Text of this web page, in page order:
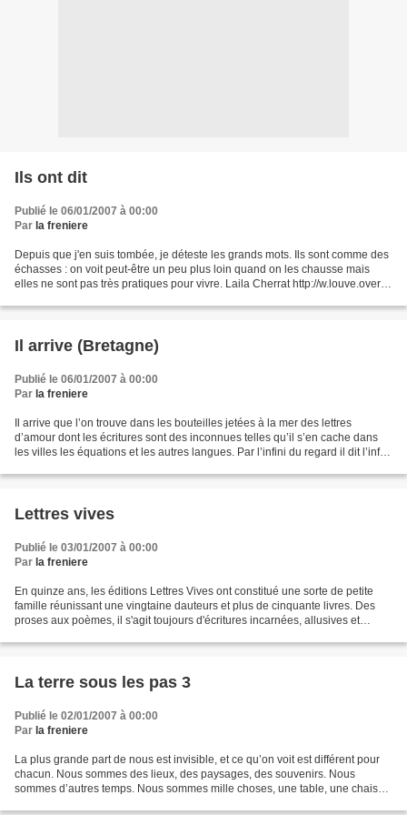
Ils ont dit
Publié le 06/01/2007 à 00:00
Par la freniere
Depuis que j'en suis tombée, je déteste les grands mots. Ils sont comme des
échasses : on voit peut-être un peu plus loin quand on les chausse mais
elles ne sont pas très pratiques pour vivre. Laila Cherrat http://w.louve.over-
Il arrive (Bretagne)
Publié le 06/01/2007 à 00:00
Par la freniere
Il arrive que l’on trouve dans les bouteilles jetées à la mer des lettres
d’amour dont les écritures sont des inconnues telles qu’il s’en cache dans
les villes les équations et les autres langues. Par l’infini du regard il dit l’infini
Lettres vives
Publié le 03/01/2007 à 00:00
Par la freniere
En quinze ans, les éditions Lettres Vives ont constitué une sorte de petite
famille réunissant une vingtaine dauteurs et plus de cinquante livres. Des
proses aux poèmes, il s'agit toujours d'écritures incarnées, allusives et
La terre sous les pas 3
Publié le 02/01/2007 à 00:00
Par la freniere
La plus grande part de nous est invisible, et ce qu’on voit est différent pour
chacun. Nous sommes des lieux, des paysages, des souvenirs. Nous
sommes d’autres temps. Nous sommes mille choses, une table, une chaise,